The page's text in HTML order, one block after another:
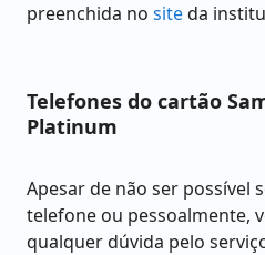
preenchida no siteda
Telefones do cartão
Platinum
Apesar de não ser possível
telefone ou pessoalmente,
qualquer dúvida pelo